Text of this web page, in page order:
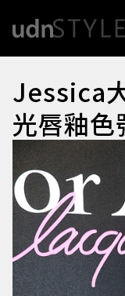
Jessica
光唇釉色